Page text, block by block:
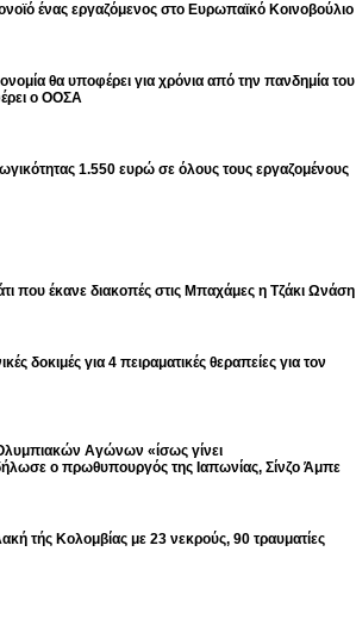
ένας εργαζόμενος στο Ευρωπαϊκό Κοινοβούλιο
θα υποφέρει για χρόνια από την πανδημία του
ο ΟΟΣΑ
1.550 ευρώ σε όλους τους εργαζομένους
που έκανε διακοπές στις Μπαχάμες η Τζάκι Ωνάση
δοκιμές για 4 πειραματικές θεραπείες για τον
Αγώνων «ίσως γίνει
ο πρωθυπουργός της Ιαπωνίας, Σίνζο Άμπε
τής Κολομβίας με 23 νεκρούς, 90 τραυματίες